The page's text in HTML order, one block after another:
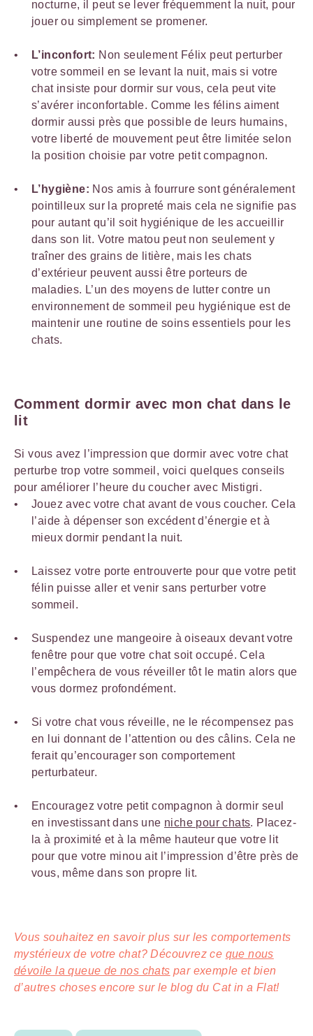
nocturne, il peut se lever fréquemment la nuit, pour
jouer ou simplement se promener.
L’inconfort: Non seulement Félix peut perturber
votre sommeil en se levant la nuit, mais si votre
chat insiste pour dormir sur vous, cela peut vite
s’avérer inconfortable. Comme les félins aiment
dormir aussi près que possible de leurs humains,
votre liberté de mouvement peut être limitée selon
la position choisie par votre petit compagnon.
L’hygiène: Nos amis à fourrure sont généralement
pointilleux sur la propreté mais cela ne signifie pas
pour autant qu’il soit hygiénique de les accueillir
dans son lit. Votre matou peut non seulement y
traîner des grains de litière, mais les chats
d’extérieur peuvent aussi être porteurs de
maladies. L’un des moyens de lutter contre un
environnement de sommeil peu hygiénique est de
maintenir une routine de soins essentiels pour les
chats.
Comment dormir avec mon chat dans le
lit
Si vous avez l’impression que dormir avec votre chat
perturbe trop votre sommeil, voici quelques conseils
pour améliorer l’heure du coucher avec Mistigri.
Jouez avec votre chat avant de vous coucher. Cela
l’aide à dépenser son excédent d’énergie et à
mieux dormir pendant la nuit.
Laissez votre porte entrouverte pour que votre petit
félin puisse aller et venir sans perturber votre
sommeil.
Suspendez une mangeoire à oiseaux devant votre
fenêtre pour que votre chat soit occupé. Cela
l’empêchera de vous réveiller tôt le matin alors que
vous dormez profondément.
Si votre chat vous réveille, ne le récompensez pas
en lui donnant de l’attention ou des câlins. Cela ne
ferait qu’encourager son comportement
perturbateur.
Encouragez votre petit compagnon à dormir seul
en investissant dans une niche pour chats. Placez-
la à proximité et à la même hauteur que votre lit
pour que votre minou ait l’impression d’être près de
vous, même dans son propre lit.
Vous souhaitez en savoir plus sur les comportements
mystérieux de votre chat? Découvrez ce que nous
dévoile la queue de nos chats par exemple et bien
d’autres choses encore sur le blog du Cat in a Flat!